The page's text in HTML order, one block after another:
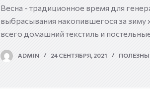
Весна - традиционное время для
выбрасывания накопившегося за
всего домашний текстиль и
ADMIN 24 СЕНТЯБРЯ, 2021